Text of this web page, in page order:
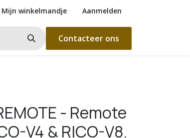
Mijn winkelmandje Aanmelden
Contacteer ons
- Remote
V4 & RICO-V8.